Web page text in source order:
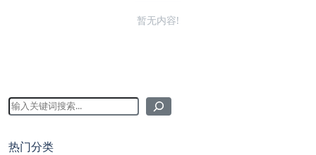
暂无内容!
热门分类